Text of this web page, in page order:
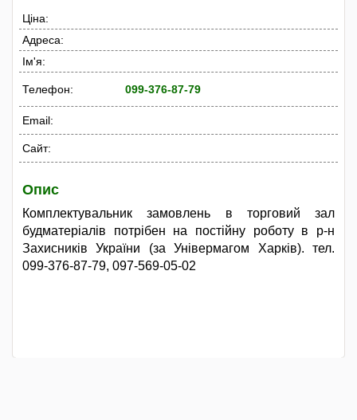
Ціна:
Адреса:
Ім'я:
Телефон: 099-376-87-79
Email:
Сайт:
Опис
Комплектувальник замовлень в торговий зал
будматеріалів потрібен на постійну роботу в р-н
Захисників України (за Універмагом Харків). тел.
099-376-87-79, 097-569-05-02